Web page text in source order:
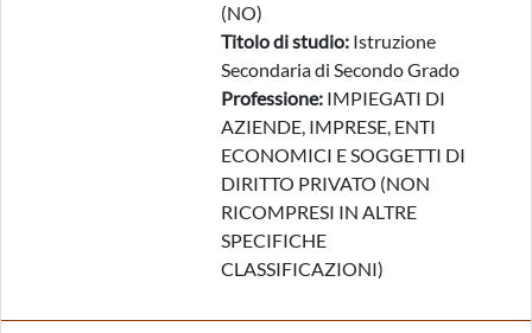
(NO)
Titolo di studio: Istruzione
Secondaria di Secondo Grado
Professione: IMPIEGATI DI
AZIENDE, IMPRESE, ENTI
ECONOMICI E SOGGETTI DI
DIRITTO PRIVATO (NON
RICOMPRESI IN ALTRE
SPECIFICHE
CLASSIFICAZIONI)